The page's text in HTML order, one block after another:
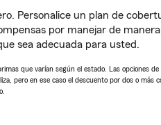
Personalice un plan de
por manejar de
sea adecuada para usted.
que varían según el estado. Las opciones
pero en ese caso el descuento por dos o